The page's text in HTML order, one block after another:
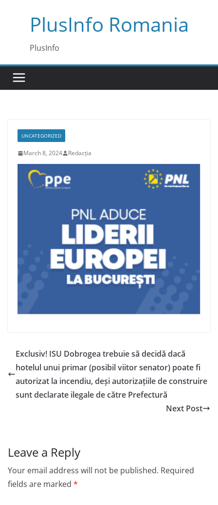
PlusInfo Romania
PlusInfo
UNCATEGORIZED
March 8, 2024 Redacția
Exclusiv! ISU Dobrogea trebuie să decidă dacă
hotelul unui primar (posibil viitor senator) poate fi
autorizat la incendiu, deși autorizațiile de construire
sunt declarate ilegale de către Prefectură
Next Post
Leave a Reply
Your email address will not be published. Required
fields are marked *